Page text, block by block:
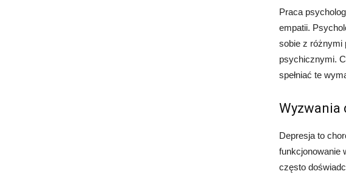
Praca
empatii.
sobie z różnymi
psychicznymi.
spełniać te
Wyzwania
Depresja to
funkcjonowanie
często